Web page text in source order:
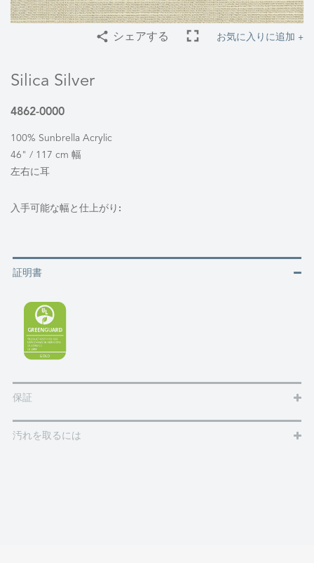
シェアする お気に入りに追加 +
Silica Silver
4862-0000
100% Sunbrella Acrylic
46" / 117 cm 幅
左右に耳
入手可能な幅と仕上がり:
証明書
保証
汚れを取るには